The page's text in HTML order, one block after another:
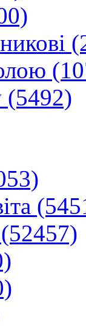
(5492)